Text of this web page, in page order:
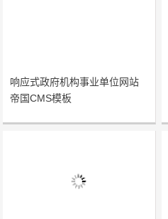
响应式政府机构事业单位网站
帝国CMS模板